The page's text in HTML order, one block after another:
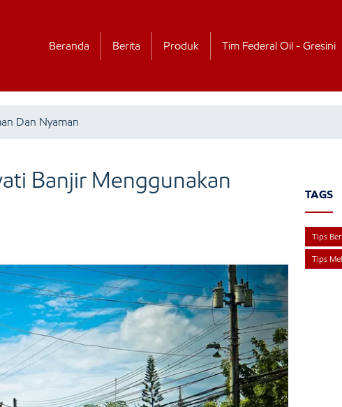
Beranda Berita Produk Tim Federal Oil - Gresini
Dan Nyaman
Banjir Menggunakan
TAGS
Tips
Tips